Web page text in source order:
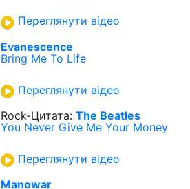
Переглянути відео
Evanescence
Bring Me To Life
Переглянути відео
Rock-Цитата: The Beatles
You Never Give Me Your Money
Переглянути відео
Manowar